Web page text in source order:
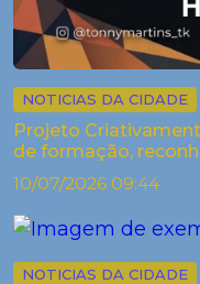
NOTICIAS DA CIDADE
Projeto
de formação,
artistas de Palestina
10/07/2026 09:44
NOTICIAS DA CIDADE